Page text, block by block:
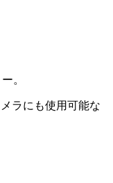
。
ラにも使用可能な